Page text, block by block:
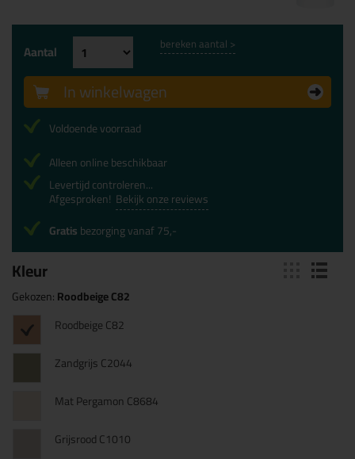
Kleur
Gekozen:Roodbeige C82
Roodbeige C82
Zandgrijs C2044
Mat Pergamon C8684
Grijsrood C1010
Aantal bereken aantal >
In winkelwagen
Voldoende voorraad
Alleen online beschikbaar
Levertijd controleren...
Afgesproken! Bekijk onze reviews
Gratisbezorging vanaf 75,-